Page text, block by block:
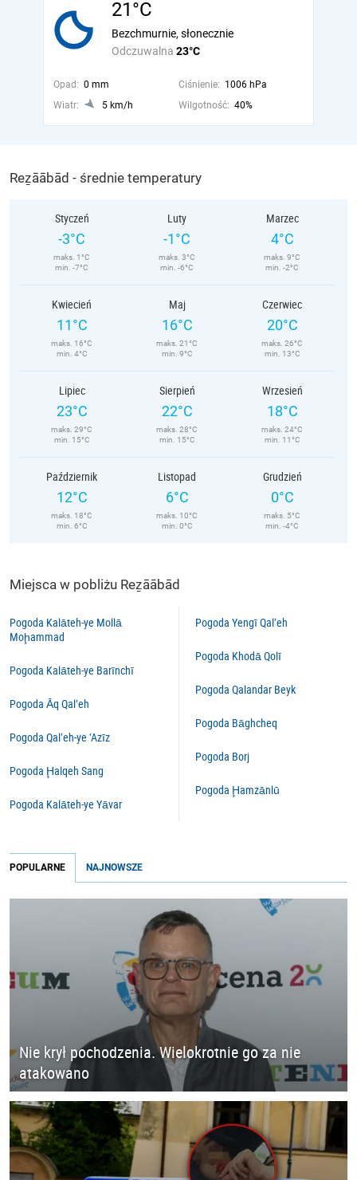
21°C
Odczuwalna 23°C
Bezchmurnie, słonecznie
Opad: 0 mm Ciśnienie: 1006 hPa
Wiatr:
5 km/h Wilgotność: 40%
Reẕāābād - średnie temperatury
Styczeń
-3°C
maks. 1°C
min. -7°C
Luty
-1°C
maks. 3°C
min. -6°C
Marzec
4°C
maks. 9°C
min. -2°C
Kwiecień
11°C
maks. 16°C
min. 4°C
Maj
16°C
maks. 21°C
min. 9°C
Czerwiec
20°C
maks. 26°C
min. 13°C
Lipiec
23°C
maks. 29°C
min. 15°C
Sierpień
22°C
maks. 28°C
min. 15°C
Wrzesień
18°C
maks. 24°C
min. 11°C
Październik
12°C
maks. 18°C
min. 6°C
Listopad
6°C
maks. 10°C
min. 0°C
Grudzień
0°C
maks. 5°C
min. -4°C
Miejsca w pobliżu Reẕāābād
Pogoda Kalāteh-ye Mollā
Moḩammad
Pogoda Kalāteh-ye Barīnchī
Pogoda Āq Qal‘eh
Pogoda Qal‘eh-ye ‘Azīz
Pogoda Ḩalqeh Sang
Pogoda Kalāteh-ye Yāvar
Pogoda Yengī Qal‘eh
Pogoda Khodā Qolī
Pogoda Qalandar Beyk
Pogoda Bāghcheq
Pogoda Borj
Pogoda Ḩamzānlū
POPULARNE NAJNOWSZE
Nie krył pochodzenia. Wielokrotnie go za nie
atakowano